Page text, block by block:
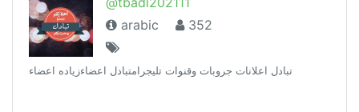
arabic
352
تبادل اعلانات جروبات وقنوات تليجرامتبادل اعضاءزياده اعضاء